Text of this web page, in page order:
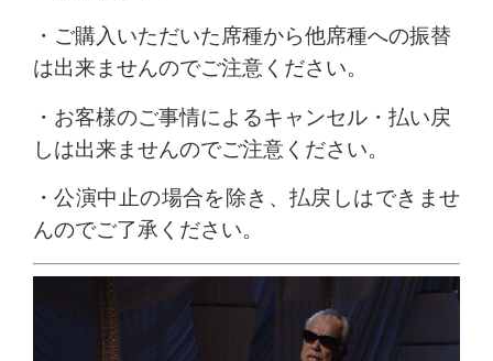
・ ご購入いただいた席種から他席種への振替
は出来ませんのでご注意ください。
・ お客様のご事情によるキャンセル・払い戻
しは出来ませんのでご注意ください。
・公演中止の場合を除き、払戻しはできませ
んのでご了承ください。